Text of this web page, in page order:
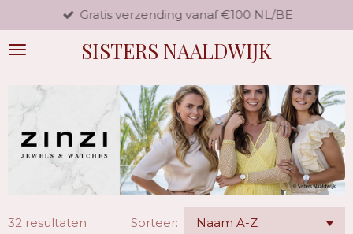
direct
naar
hoofdinhoud
SISTERS NAALDWIJK
Gratis verzending vanaf €100 NL/BE
32 resultaten Sorteer: